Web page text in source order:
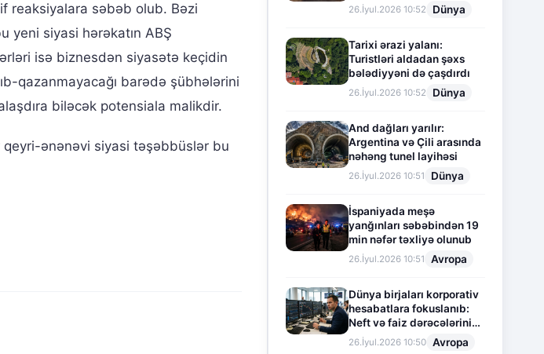
reaksiyalara səbəb olub. Bəzi
yeni siyasi hərəkatın ABŞ
isə biznesdən siyasətə keçidin
qazanmayacağı barədə şübhələrini
biləcək potensiala malikdir.
qeyri-ənənəvi siyasi təşəbbüslər bu
26.İyul.2026 10:52 Dünya
Tarixi ərazi yalanı:
Turistləri aldadan şəxs
bələdiyyəni də çaşdırdı
26.İyul.2026 10:52 Dünya
And dağları yarılır:
Argentina və Çili arasında
nəhəng tunel layihəsi
26.İyul.2026 10:51 Dünya
İspaniyada meşə
yanğınları səbəbindən 19
min nəfər təxliyə olunub
26.İyul.2026 10:51 Avropa
Dünya birjaları korporativ
hesabatlara fokuslanıb:
Neft və faiz dərəcələrinin
təsiri altında cari vəziyyət
26.İyul.2026 10:50 Avropa